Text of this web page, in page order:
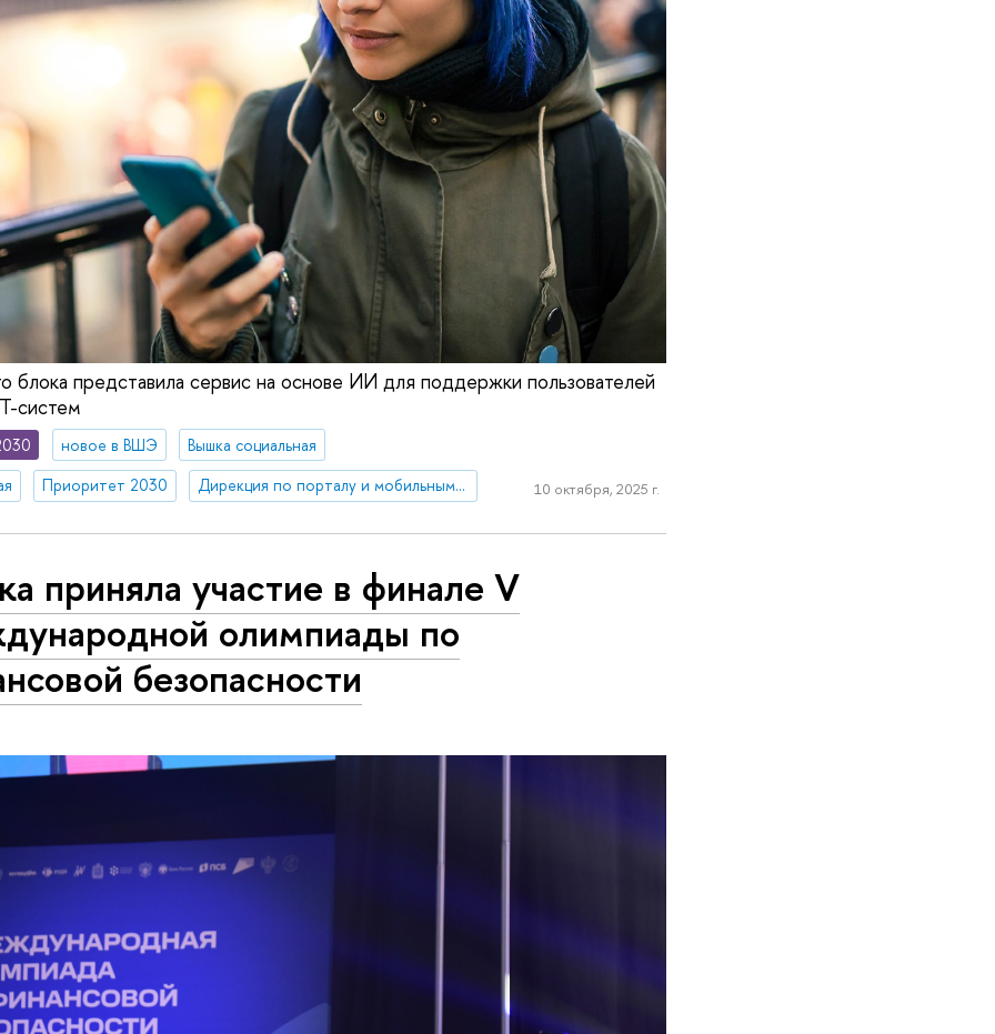
блока представила сервис на основе ИИ для поддержки пользователей
систем
новое в ВШЭ
Вышка социальная
Приоритет 2030 Дирекция по порталу и мобильным приложениям 10 октября, 2025 г.
приняла участие в финале V
олимпиады по
безопасности